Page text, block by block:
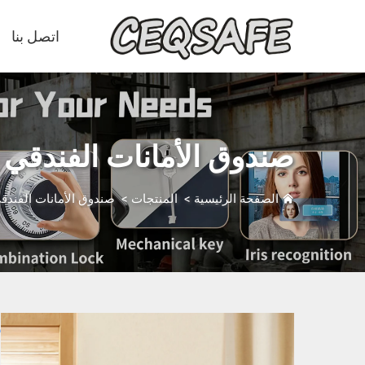
اتصل بنا
صندوق الأمانات الفندقي
الصفحة الرئيسية > المنتجات >صندوق الأمانات